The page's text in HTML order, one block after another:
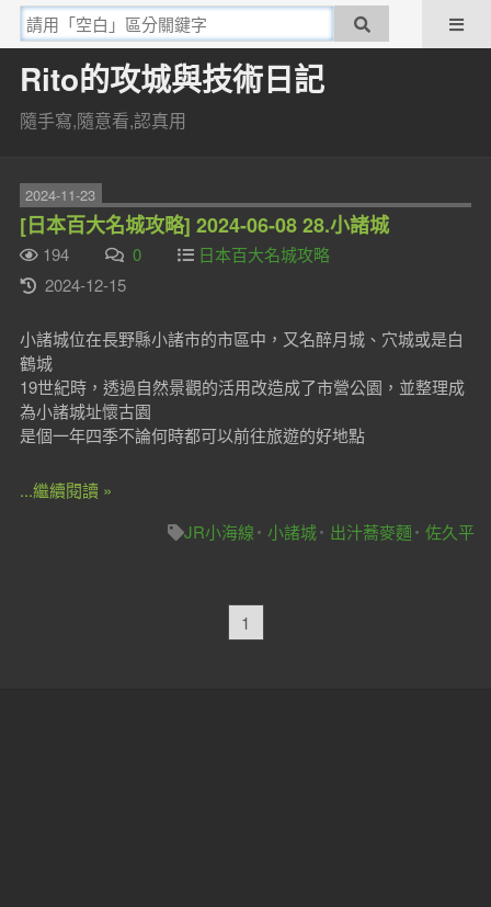
Rito的攻城與技術日記
隨手寫,隨意看,認真用
2024-11-23
[日本百大名城攻略] 2024-06-08 28.小諸城
194 0
日本百大名城攻略
2024-12-15
小諸城位在長野縣小諸市的市區中，又名醉月城、穴城或是白
鶴城
19世紀時，透過自然景觀的活用改造成了市營公園，並整理成
為小諸城址懷古園
是個一年四季不論何時都可以前往旅遊的好地點
...繼續閱讀 »
JR小海線
小諸城 出汁蕎麥麵 佐久平
1